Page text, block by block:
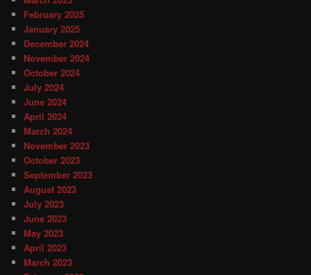
February 2025
January 2025
December 2024
November 2024
October 2024
July 2024
June 2024
April 2024
March 2024
November 2023
October 2023
September 2023
August 2023
July 2023
June 2023
May 2023
April 2023
March 2023